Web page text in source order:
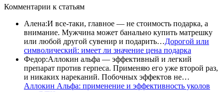
Комментарии к статьям
Алена:И все-таки, главное — не стоимость подарка, а
внимание. Мужчина может банально купить матрешку
или любой другой сувенир и подарить…Дорогой или
символический: имеет ли значение цена подарка
Федор:Аллокин альфа — эффективный и легкий
препарат против герпеса. Применяю его уже второй раз,
и никаких нареканий. Побочных эффектов не…
Аллокин Альфа: применение и эффективность уколов